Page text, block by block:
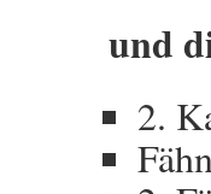
und
2.